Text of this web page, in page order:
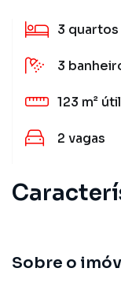
3 quartos
3
123 m² útil
2 vagas
Sobre o